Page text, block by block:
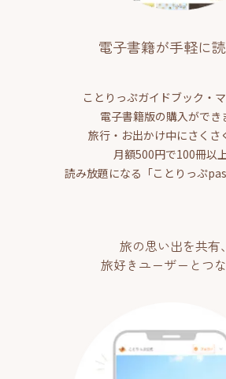
電子書籍が手軽に
ことりっぷガイドブック・
電子書籍版の購入ができ
旅行・お出かけ中にさくさ
月額500円で100冊以
読み放題になる「ことりっぷ
旅の思い出を共有、
旅好きユーザーとつ